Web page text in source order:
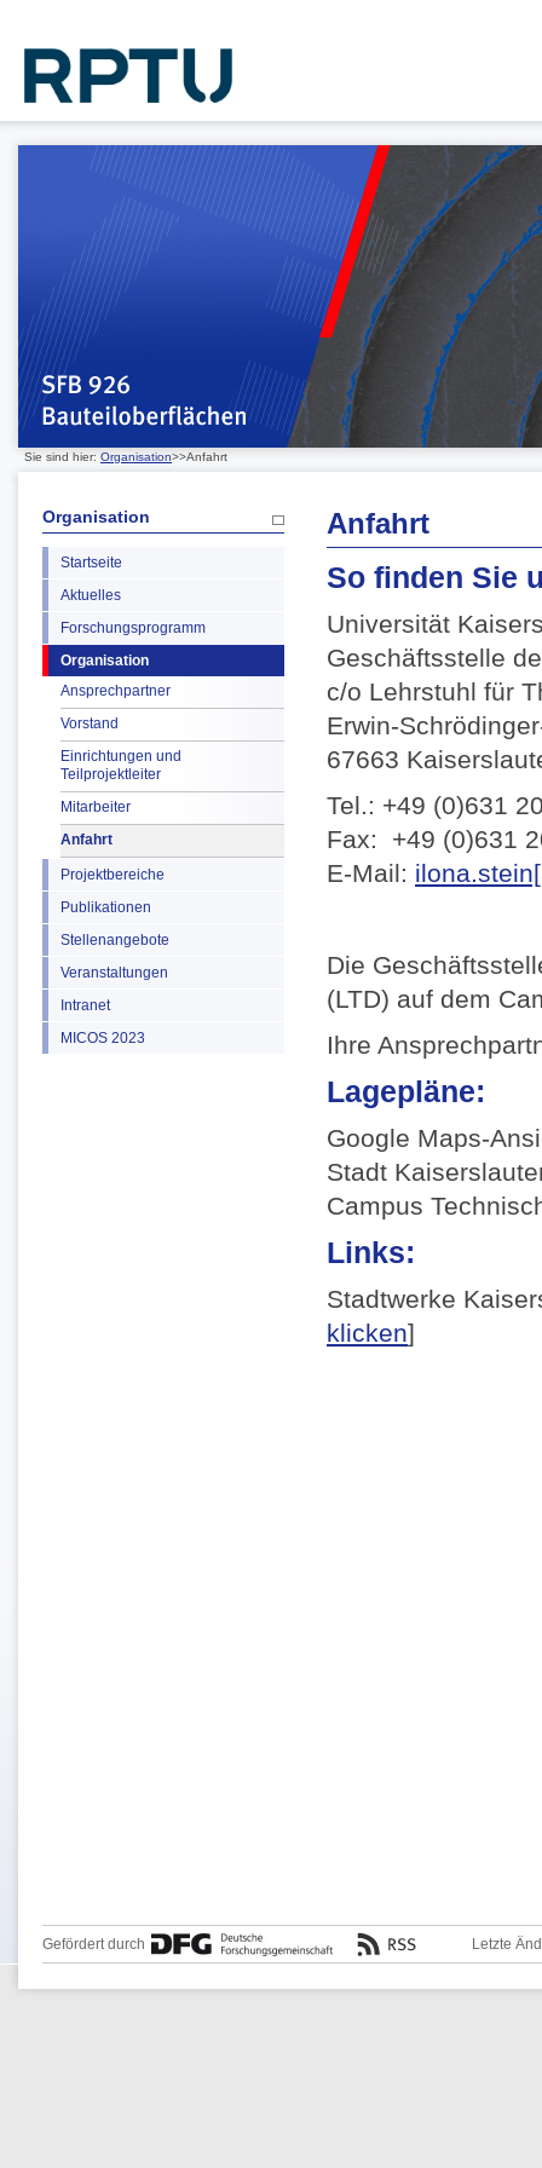
Sie sind hier: Organisation>>Anfahrt
Organisation
Startseite
Aktuelles
Forschungsprogramm
Organisation
Ansprechpartner
Vorstand
Einrichtungen und
Teilprojektleiter
Mitarbeiter
Anfahrt
Projektbereiche
Publikationen
Stellenangebote
Veranstaltungen
Intranet
MICOS 2023
Anfahrt
So finden Sie
Universität
Geschäftsstelle
c/o Lehrstuhl für
Erwin-
67663
Tel.: +49 (0)631
Fax: +49 (0)631
E-Mail:
Die
(LTD) auf dem
Ihre
Lagepläne:
Google Maps-
Stadt
Campus
Links:
Stadtwerke
klicken]
Gefördert durch Letzte